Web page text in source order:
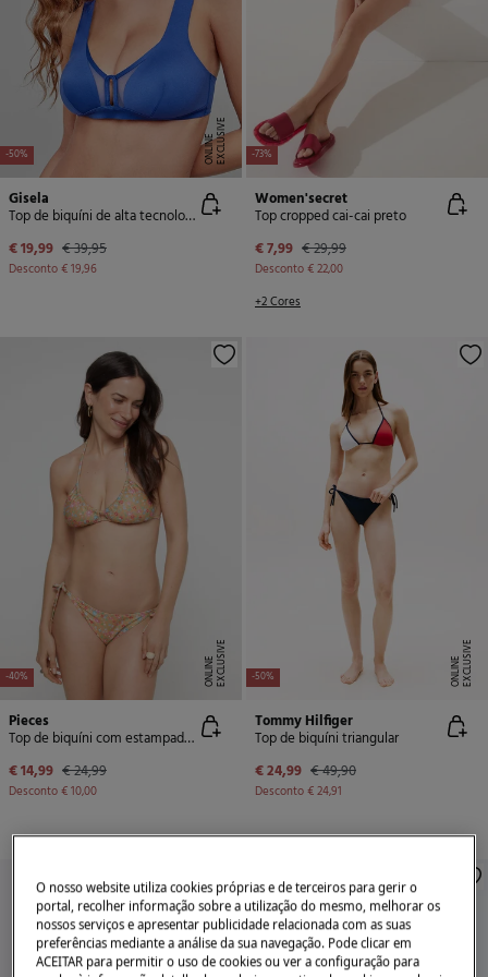
-50% E
X
C
L
U
SI
V
E
O
N
LI
N
E
Gisela
Top de biquíni de alta tecnologia sem aro azul marinho
€ 19,99 € 39,95
Desconto€ 19,96
-73%
Women'secret
Top cropped cai-cai preto
€ 7,99 € 29,99
Desconto€ 22,00
+2 Cores
-40% E
X
C
L
U
SI
V
E
O
N
LI
N
E
Pieces
Top de biquíni com estampado de flores.
€ 14,99 € 24,99
Desconto€ 10,00
-50% E
X
C
L
U
SI
V
E
O
N
LI
N
E
Tommy Hilfiger
Top de biquíni triangular
€ 24,99 € 49,90
Desconto€ 24,91
O nosso website utiliza cookies próprias e de terceiros para gerir o
portal, recolher informação sobre a utilização do mesmo, melhorar os
nossos serviços e apresentar publicidade relacionada com as suas
preferências mediante a análise da sua navegação. Pode clicar em
ACEITAR para permitir o uso de cookies ou ver a configuração para